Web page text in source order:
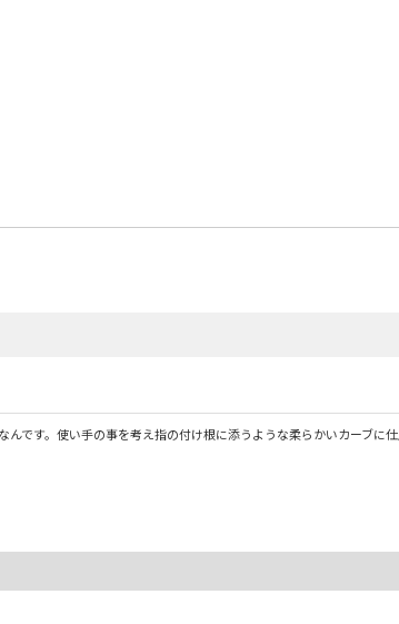
です。使い手の事を考え指の付け根に添うような柔らかいカーブに仕